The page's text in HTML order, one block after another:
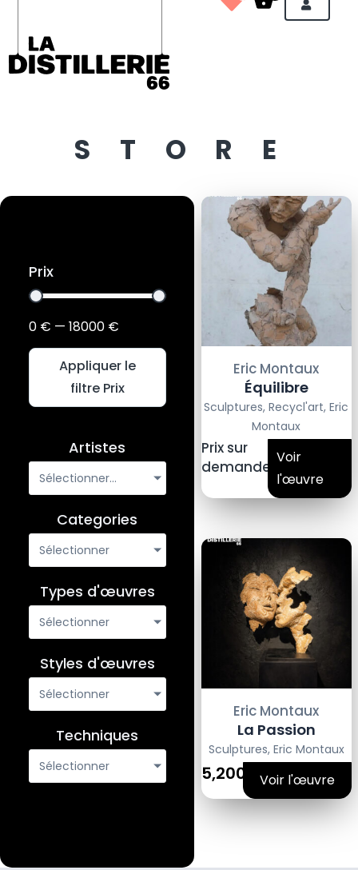
STORE
Prix
0 € — 18000 €
Appliquer le
filtre Prix
Artistes
Sélectionner...
Categories
Sélectionner
Types d'œuvres
Sélectionner
Styles d'œuvres
Sélectionner
Techniques
Sélectionner
Eric Montaux
Équilibre
Sculptures,Recycl'art,Eric
Montaux
Prix sur
demande
Voir
l'œuvre
Eric Montaux
La Passion
Sculptures, Eric Montaux
5,200€ Voir l'œuvre